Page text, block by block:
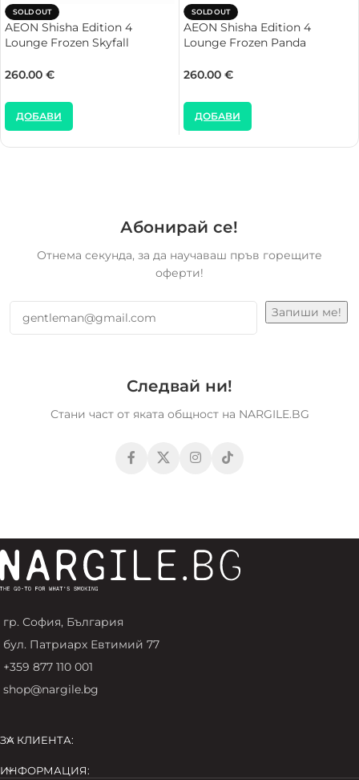
SOLD OUT
AEON Shisha Edition 4
Lounge Frozen Skyfall
260.00 €
ДОБАВИ
SOLD OUT
AEON Shisha Edition 4
Lounge Frozen Panda
260.00 €
ДОБАВИ
Абонирай се!
Отнема секунда, за да научаваш пръв горещите
оферти!
Следвай ни!
Стани част от яката общност на NARGILE.BG
гр. София, България
бул. Патриарх Евтимий 77
+359 877 110 001
shop@nargile.bg
ЗА КЛИЕНТА:
ИНФОРМАЦИЯ: